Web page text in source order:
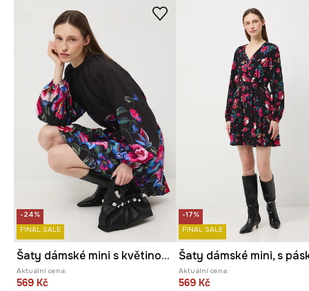
-24%
FINAL SALE
Šaty dámské mini s květinovým vzorem a páskem
Aktuální cena:
569 Kč
-17%
FINAL SALE
Aktuální cena:
569 Kč